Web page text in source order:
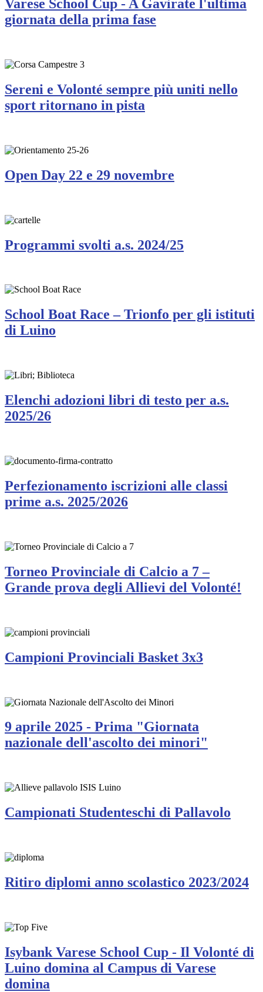
Varese School Cup - A Gavirate l'ultima
giornata della prima fase
Sereni e Volonté sempre più uniti nello
sport ritornano in pista
Open Day 22 e 29 novembre
Programmi svolti a.s. 2024/25
School Boat Race – Trionfo per gli istituti
di Luino
Elenchi adozioni libri di testo per a.s.
2025/26
Perfezionamento iscrizioni alle classi
prime a.s. 2025/2026
Torneo Provinciale di Calcio a 7 –
Grande prova degli Allievi del Volonté!
Campioni Provinciali Basket 3x3
9 aprile 2025 - Prima "Giornata
nazionale dell'ascolto dei minori"
Campionati Studenteschi di Pallavolo
Ritiro diplomi anno scolastico 2023/2024
Isybank Varese School Cup - Il Volonté di
Luino domina al Campus di Varese
domina